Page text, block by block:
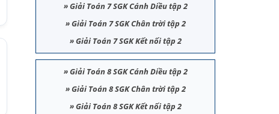
»Giải Toán 7 SGK Cánh Diều tập 2
»Giải Toán 7 SGK Chân trời tập 2
»Giải Toán 7 SGK Kết nối tập 2
»Giải Toán 8 SGK Cánh Diều tập 2
»Giải Toán 8 SGK Chân trời tập 2
»Giải Toán 8 SGK Kết nối tập 2